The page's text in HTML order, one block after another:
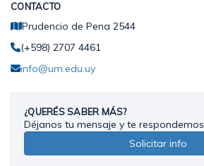
CONTACTO
Prudencio de Pena 2544
(+598) 2707 4461
info@um.edu.uy
¿QUERÉS SABER MÁS?
Déjanos tu mensaje y te
Solicitar info